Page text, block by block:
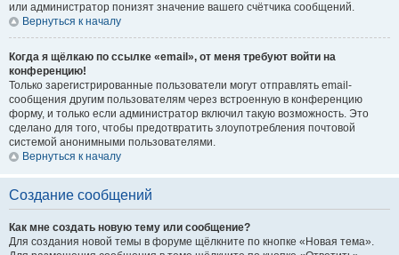
или администратор понизят значение вашего счётчика сообщений.
Вернуться к началу
Когда я щёлкаю по ссылке «email», от меня требуют войти на
конференцию!
Только зарегистрированные пользователи могут отправлять email-
сообщения другим пользователям через встроенную в конференцию
форму, и только если администратор включил такую возможность. Это
сделано для того, чтобы предотвратить злоупотребления почтовой
системой анонимными пользователями.
Вернуться к началу
Создание сообщений
Как мне создать новую тему или сообщение?
Для создания новой темы в форуме щёлкните по кнопке «Новая тема».